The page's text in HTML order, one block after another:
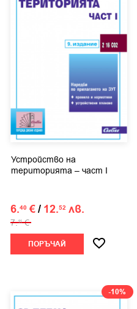
Устройство на
територията – част І
6.40 €/ 12.52 лв.
7.11 €
ПОРЪЧАЙ
-10%